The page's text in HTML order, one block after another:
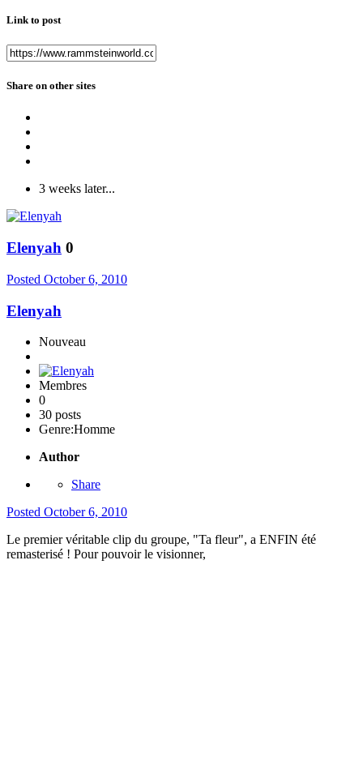
Link to post
Share on other sites
3 weeks later...
Elenyah 0
Posted October 6, 2010
Elenyah
Nouveau
Membres
0
30 posts
Genre:Homme
Author
Share
Posted October 6, 2010
Le premier véritable clip du groupe, "Ta fleur", a ENFIN été
remasterisé ! Pour pouvoir le visionner,